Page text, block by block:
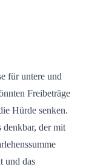
für untere und
Freibeträge
Hürde senken.
der mit
und das